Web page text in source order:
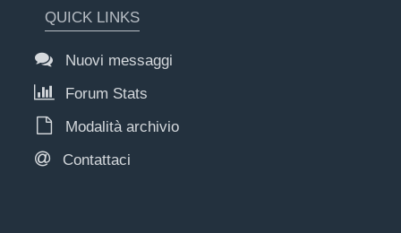
QUICK LINKS
Nuovi messaggi
Forum Stats
Modalità archivio
Contattaci